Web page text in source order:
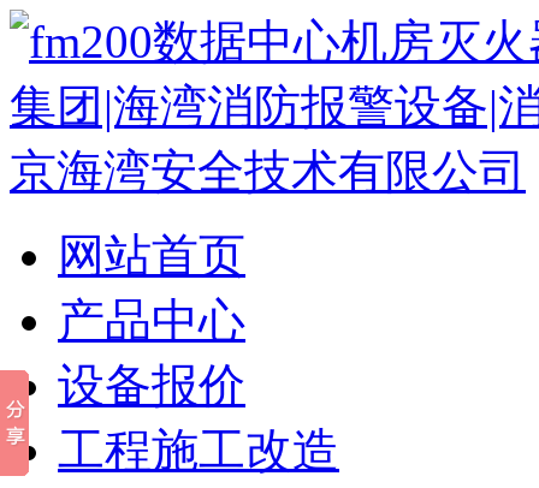
网站首页
产品中心
设备报价
工程施工改造